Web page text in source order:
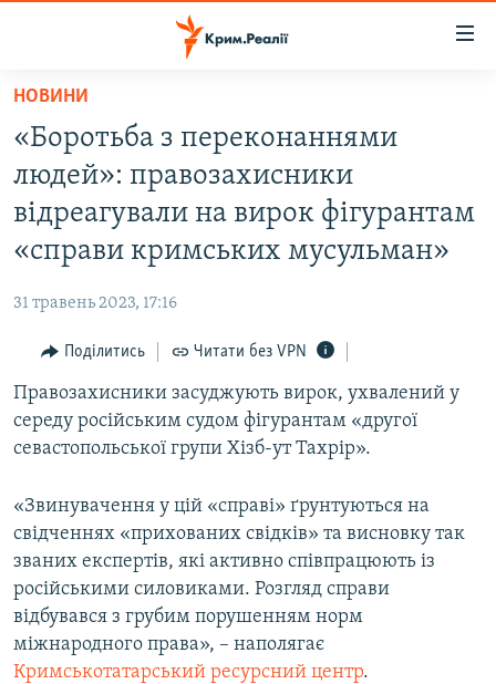
Перейти
основного
матеріалу
Перейти
до
основної
Перейти
пошуку
ВОДА.КРИМ
ВІДЕО ТА ФОТО
ПОГЛЯД
ІНТЕРВ'Ю
ВСЕ ЗА ДЕНЬ
СПЕЦПРОЕКТИ
ВІДЕОУРОКИ «ELIFBE»
СВІДЧЕННЯ ОКУПАЦІЇ
УКРАЇНСЬКА ПРОБЛЕМА КРИМУ
ІНФОГРАФІКА
Русский
ДОЛУЧАЙСЯ!
НОВИНИ
«Боротьба з переконаннями
людей»: правозахисники
відреагували на вирок фігурантам
«справи кримських мусульман»
31 травень 2023, 17:16
Поділитись Читати без VPN
Правозахисники засуджують вирок, ухвалений у
середу російським судом фігурантам «другої
севастопольської групи Хізб-ут Тахрір».
«Звинувачення у цій «справі» ґрунтуються на
свідченнях «прихованих свідків» та висновку так
званих експертів, які активно співпрацюють із
російськими силовиками. Розгляд справи
відбувався з грубим порушенням норм
міжнародного права», – наполягає
Кримськотатарський ресурсний центр.